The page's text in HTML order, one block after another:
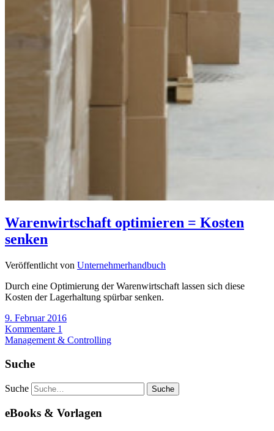
Warenwirtschaft optimieren = Kosten
senken
Veröffentlicht von Unternehmerhandbuch
Durch eine Optimierung der Warenwirtschaft lassen sich diese
Kosten der Lagerhaltung spürbar senken.
9. Februar 2016
Kommentare 1
Management & Controlling
Suche
Suche
eBooks & Vorlagen